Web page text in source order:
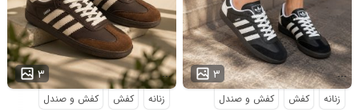
۳ ...
زنانه کفش کفش و صندل
۳ ...
زنانه کفش کفش و صندل